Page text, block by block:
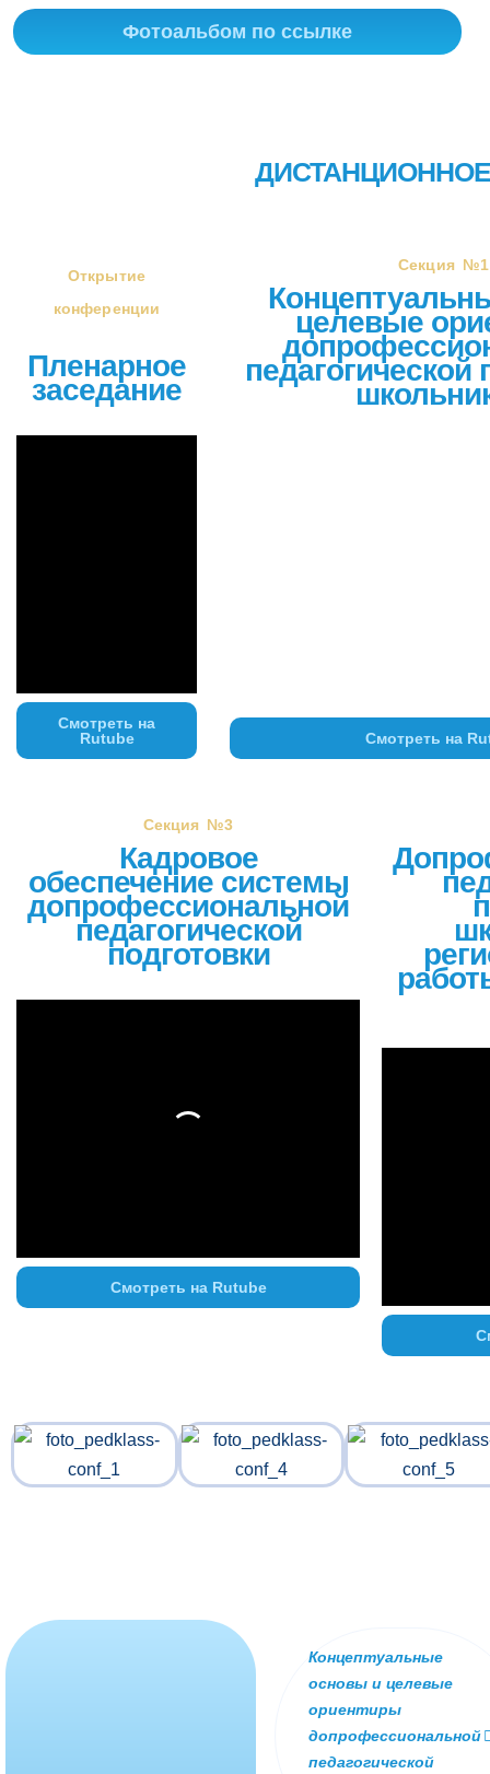
Фотоальбом по ссылке
Открытие
конференции
Пленарное
заседание
Смотреть на
Rutube
Секция №1
целевые
педагогической
Смотреть на
Секция №3
Кадровое
обеспечение системы
допрофессиональной
педагогической
подготовки
Смотреть на Rutube
Концептуальные
основы и целевые
ориентиры
допрофессиональной
педагогической